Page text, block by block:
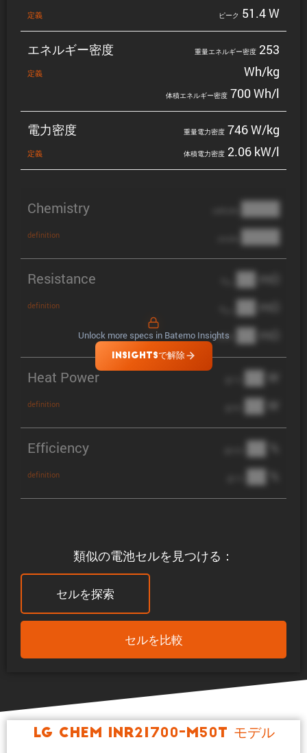
類似の電池セルを見つける：
セルを探索
セルを比較
定義 ピーク 51.4 W
エネルギー密度
定義
重量エネルギー密度 253
Wh/kg
体積エネルギー密度 700 Wh/l
電力密度
定義
重量電力密度 746 W/kg
体積電力密度 2.06 kW/l
Chemistry
definition
████
████
Resistance
definition
██ mΩ
██ mΩ
DCIR ██ mΩ
Heat Power
definition
██ W
██ W
Efficiency
definition
██ %
██ %
Unlock more specs in Batemo Insights
INSIGHTSで解除
LG Chem INR21700-M50T モデル